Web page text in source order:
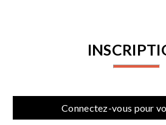
Connectez-vous pour